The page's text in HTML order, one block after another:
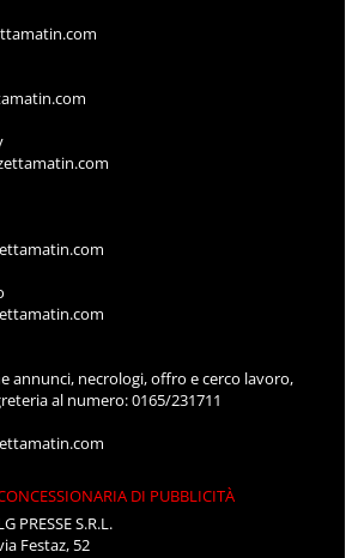
annunci, necrologi, offro e cerco lavoro,
al numero: 0165/231711
DI PUBBLICITÀ
PRESSE S.R.L.
Festaz, 52